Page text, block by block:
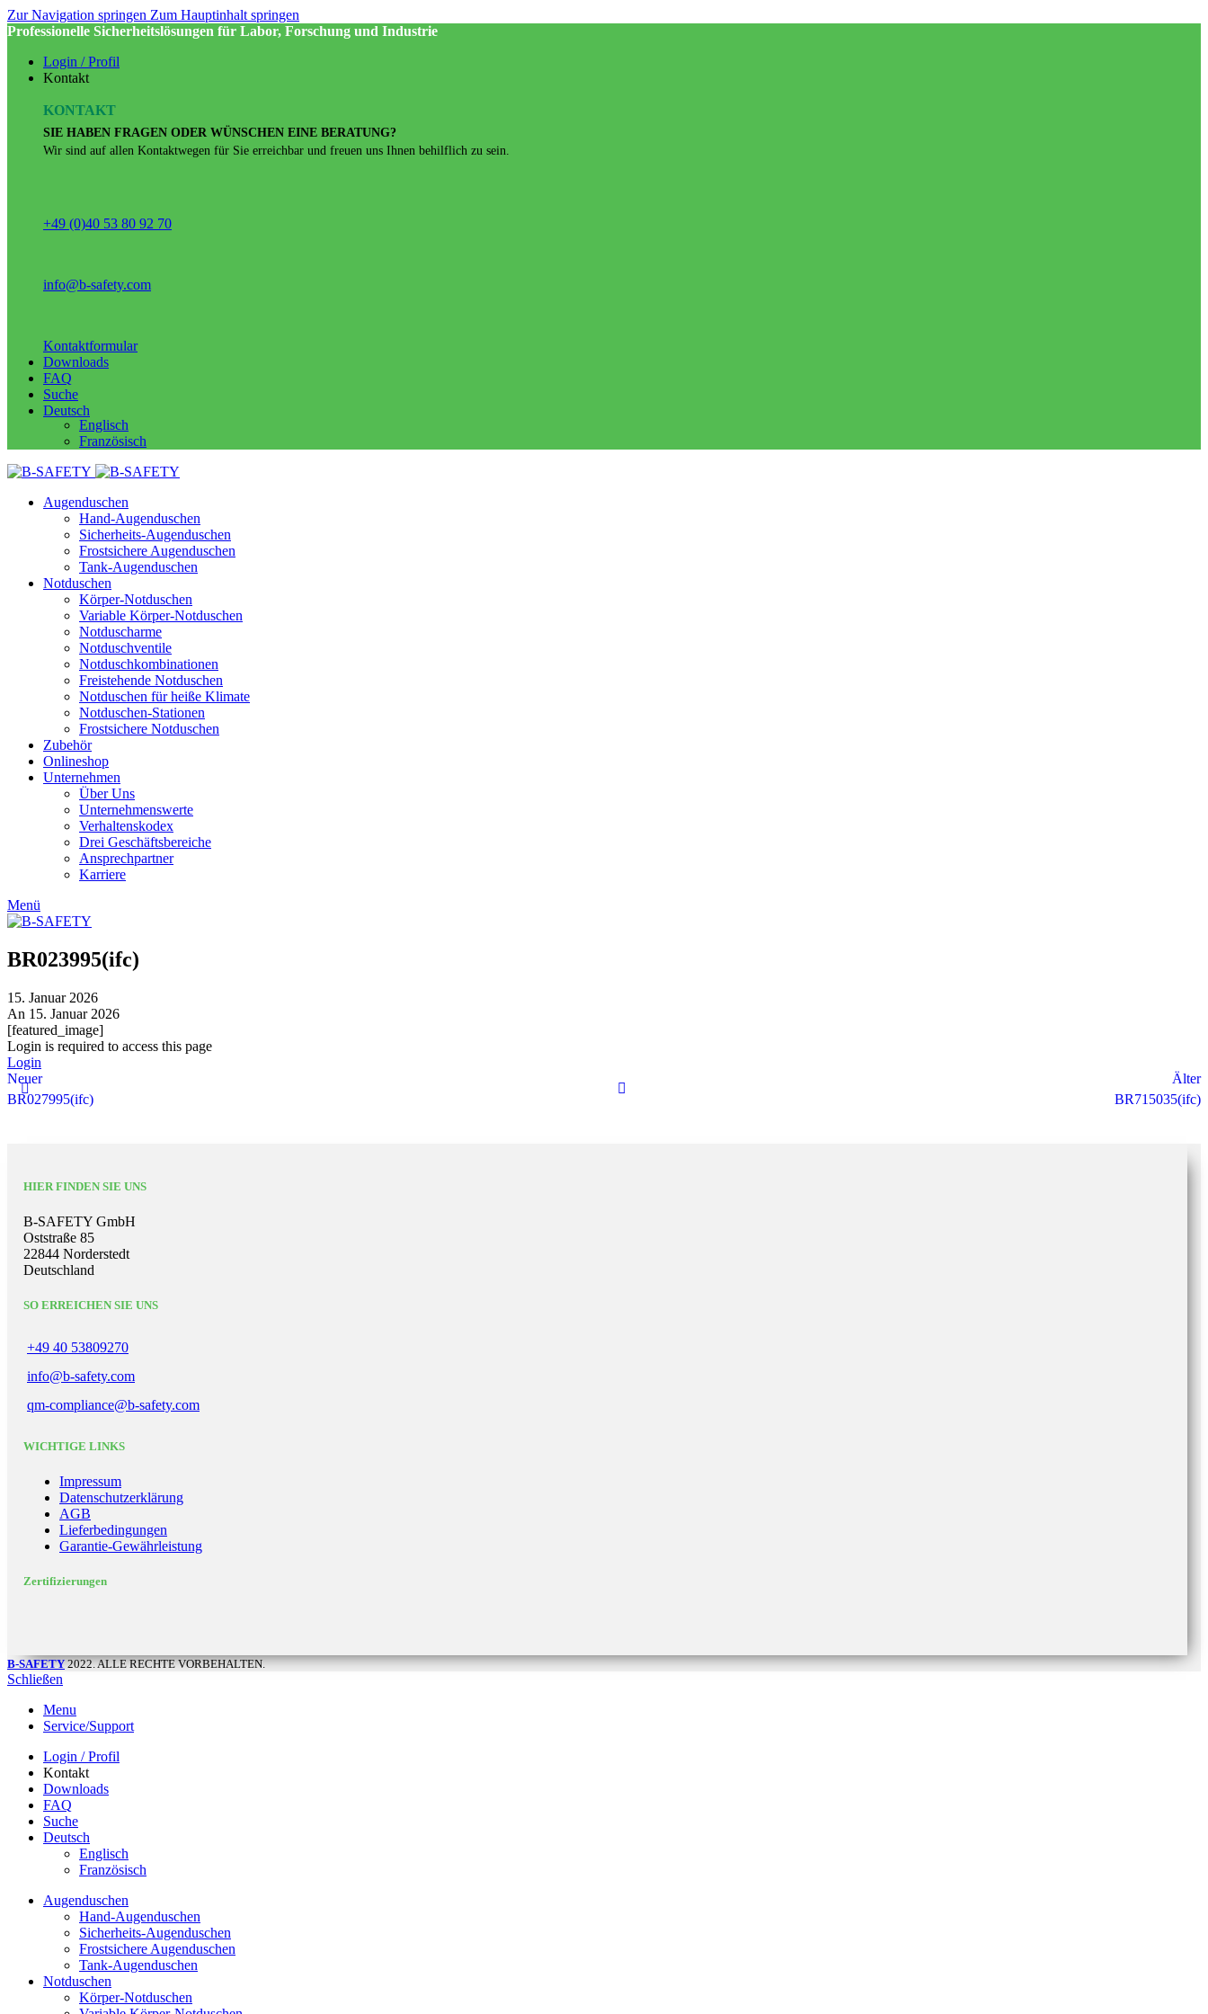
Zur Navigation springen Zum Hauptinhalt springen
Professionelle Sicherheitslösungen für Labor, Forschung und Industrie
Login / Profil
Kontakt
KONTAKT
SIE HABEN FRAGEN ODER WÜNSCHEN EINE BERATUNG?
Wir sind auf allen Kontaktwegen für Sie erreichbar und freuen uns Ihnen behilflich zu sein.
+49 (0)40 53 80 92 70
info@b-safety.com
Kontaktformular
Downloads
FAQ
Suche
Deutsch
Englisch
Französisch
Augenduschen
Hand-Augenduschen
Sicherheits-Augenduschen
Frostsichere Augenduschen
Tank-Augenduschen
Notduschen
Körper-Notduschen
Variable Körper-Notduschen
Notduscharme
Notduschventile
Notduschkombinationen
Freistehende Notduschen
Notduschen für heiße Klimate
Notduschen-Stationen
Frostsichere Notduschen
Zubehör
Onlineshop
Unternehmen
Über Uns
Unternehmenswerte
Verhaltenskodex
Drei Geschäftsbereiche
Ansprechpartner
Karriere
Menü
BR023995(ifc)
15. Januar 2026
An 15. Januar 2026
[featured_image]
Login is required to access this page
Login
Neuer
BR027995(ifc)
Älter
BR715035(ifc)
HIER FINDEN SIE UNS
B-SAFETY GmbH
Oststraße 85
22844 Norderstedt
Deutschland
SO ERREICHEN SIE UNS
+49 40 53809270
info@b-safety.com
qm-compliance@b-safety.com
WICHTIGE LINKS
Impressum
Datenschutzerklärung
AGB
Lieferbedingungen
Garantie-Gewährleistung
Zertifizierungen
B-SAFETY 2022. ALLE RECHTE VORBEHALTEN.
Schließen
Menu
Service/Support
Login / Profil
Kontakt
Downloads
FAQ
Suche
Deutsch
Englisch
Französisch
Augenduschen
Hand-Augenduschen
Sicherheits-Augenduschen
Frostsichere Augenduschen
Tank-Augenduschen
Notduschen
Körper-Notduschen